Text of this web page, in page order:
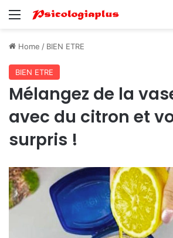
Menu
Home / BIEN ETRE
BIEN ETRE
Mélangez de la
avec du citron et
surpris !